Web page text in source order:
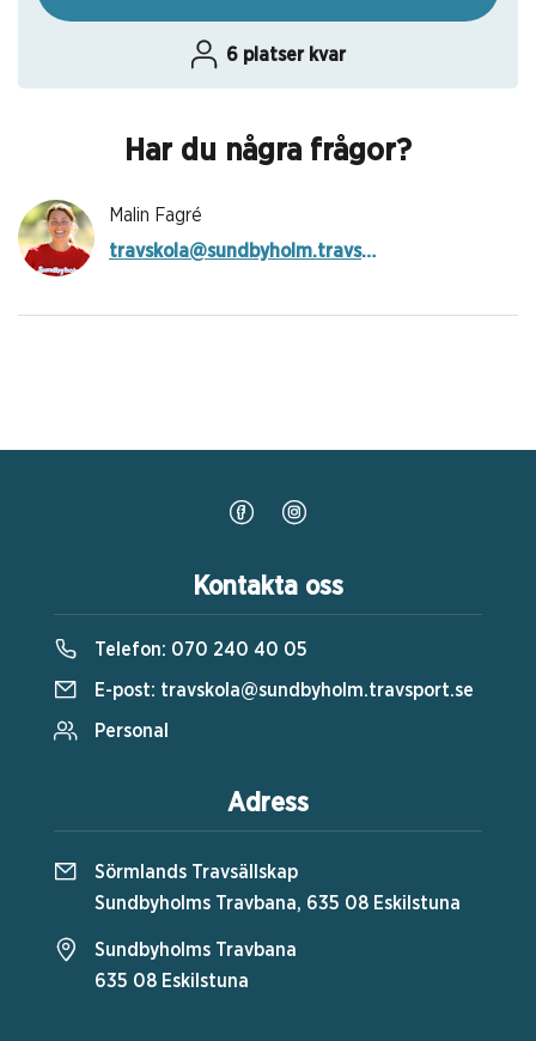
6 platser kvar
Har du några frågor?
Malin Fagré
travskola@sundbyholm.travsport.se
Kontakta oss
Telefon: 070 240 40 05
E-post: travskola@sundbyholm.travsport.se
Personal
Adress
Sörmlands Travsällskap
Sundbyholms Travbana, 635 08 Eskilstuna
Sundbyholms Travbana
635 08 Eskilstuna